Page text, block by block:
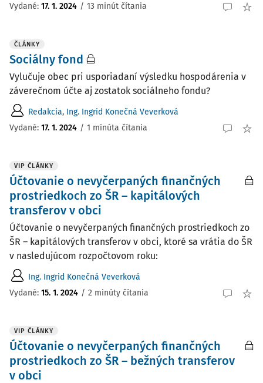
Vydané: 17. 1. 2024 / 13 minút čítania
ČLÁNKY
Sociálny fond
Vylučuje obec pri usporiadaní výsledku hospodárenia v
záverečnom účte aj zostatok sociálneho fondu?
Redakcia, Ing. Ingrid Konečná Veverková
Vydané: 17. 1. 2024 / 1 minúta čítania
VIP ČLÁNKY
Účtovanie o nevyčerpaných finančných
prostriedkoch zo ŠR – kapitálových
transferov v obci
Účtovanie o nevyčerpaných finančných prostriedkoch zo
ŠR – kapitálových transferov v obci, ktoré sa vrátia do ŠR
v nasledujúcom rozpočtovom roku:
Ing. Ingrid Konečná Veverková
Vydané: 15. 1. 2024 / 2 minúty čítania
VIP ČLÁNKY
Účtovanie o nevyčerpaných finančných
prostriedkoch zo ŠR – bežných transferov
v obci